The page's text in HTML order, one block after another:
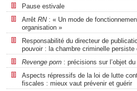
Pause estivale
Arrêt RN: « Un mode de
organisation »
Responsabilité du directeur de
pouvoir : la chambre criminelle persiste
Revenge porn : précisions sur l’objet
Aspects répressifs de la loi de lutte
fiscales : mieux vaut prévenir et guérir